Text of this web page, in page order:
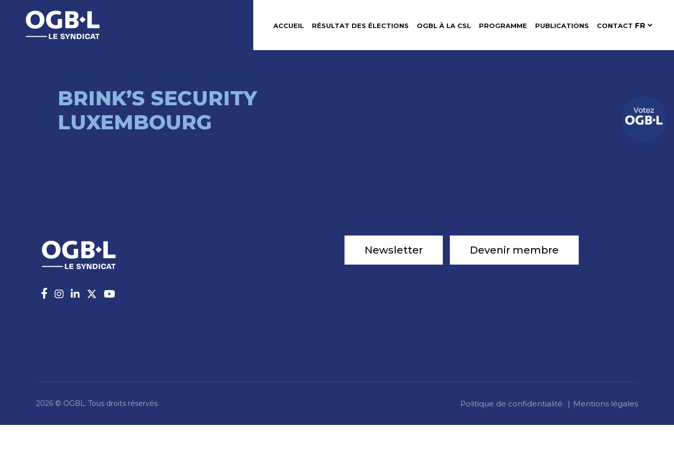
ACCUEIL RÉSULTAT DES ÉLECTIONS OGBL À LA CSL PROGRAMME PUBLICATIONS CONTACT
BRINK’S SECURITY
LUXEMBOURG
Newsletter Devenir membre
Politique de confidentialité Mentions légales
2026 © OGBL. Tous droits réservés.